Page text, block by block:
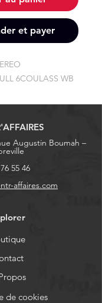
et payer
6COULASS WB
Augustin Boumah –
55 46
affaires.com
de cookies